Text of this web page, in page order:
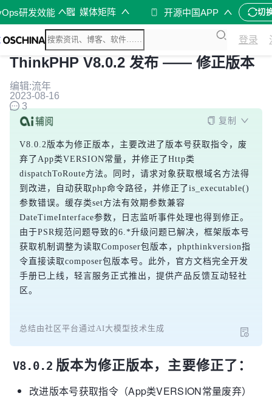
研发效能 媒体矩阵 开源中国APP 切
登录
ThinkPHP V8.0.2 发布 —— 修正版本
编辑:流年
2023-08-16
3
复制
V8.0.2版本为修正版本，主要改进了版本号获取指令，废
弃了App类VERSION常量，并修正了Http类
dispatchToRoute方法。同时，请求对象获取根域名方法得
到改进，自动获取php命令路径，并修正了is_executable()
参数错误。缓存类set方法有效期参数兼容
DateTimeInterface参数，日志监听事件处理也得到修正。
由于PSR规范问题导致的6.*升级问题已解决，框架版本号
获取机制调整为读取Composer包版本，phpthinkversion指
令直接读取composer包版本号。此外，官方文档完全开发
手册已上线，轻言服务正式推出，提供产品反馈互动轻社
区。
总结由社区平台通过AI大模型技术生成
V8.0.2 版本为修正版本，主要修正了：
改进版本号获取指令（App类VERSION常量废弃）